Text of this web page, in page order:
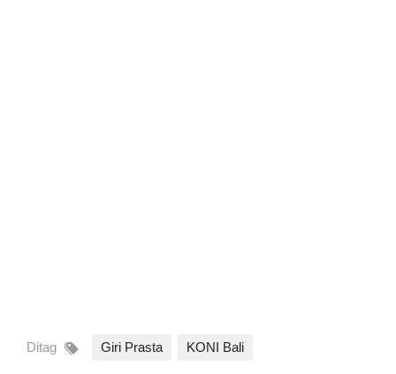
Ditag Giri Prasta KONI Bali